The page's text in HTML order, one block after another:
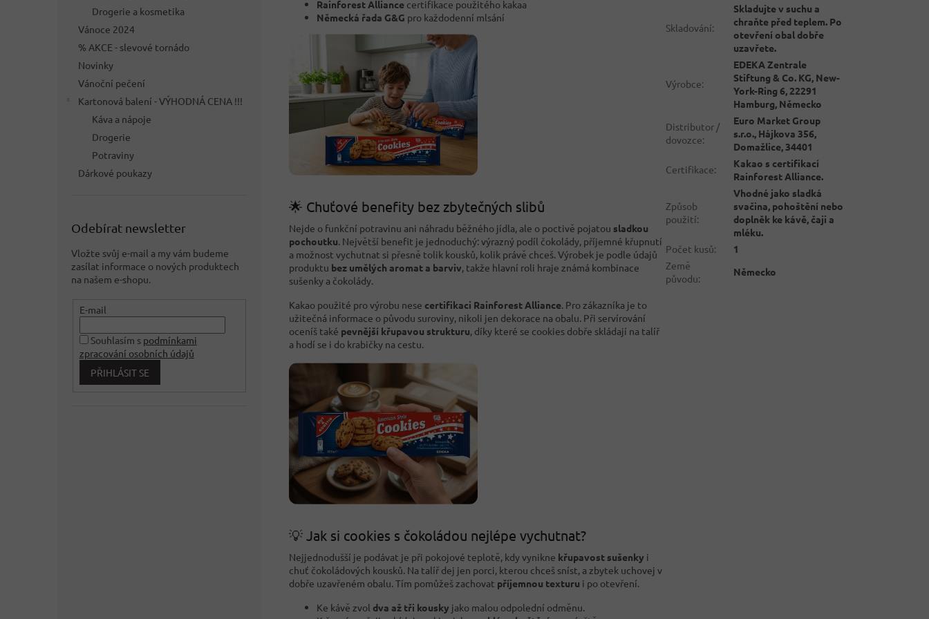
Drogerie a kosmetika
Vánoce 2024
% AKCE - slevové tornádo
Novinky
Vánoční pečení
Kartonová balení - VÝHODNÁ CENA !!!
Káva a nápoje
Drogerie
Potraviny
Dárkové poukazy
Odebírat newsletter
Vložte svůj e-mail a my vám budeme
zasílat informace o nových produktech
na našem e-shopu.
E-mail
Souhlasím s podmínkami
zpracování osobních údajů
PŘIHLÁSIT SE
Rainforest Alliance certifikace použitého kakaa
Německá řada G&G pro každodenní mlsání
🌟 Chuťové benefity bez zbytečných slibů
Nejde o funkční potravinu ani náhradu běžného jídla, ale o poctivě pojatou sladkou
pochoutku . Největší benefit je jednoduchý: výrazný podíl čokolády, příjemné křupnutí
a možnost vychutnat si přesně tolik kousků, kolik právě chceš. Výrobek je podle údajů
produktu bez umělých aromat a barviv , takže hlavní roli hraje známá kombinace
sušenky a čokolády.
Kakao použité pro výrobu nese certifikaci Rainforest Alliance. Pro zákazníka je to
užitečná informace o původu suroviny, nikoli jen dekorace na obalu. Při servírování
oceníš také pevnější křupavou strukturu, díky které se cookies dobře skládají na talíř
a hodí se i do krabičky na cestu.
💡 Jak si cookies s čokoládou nejlépe vychutnat?
Nejjednodušší je podávat je při pokojové teplotě, kdy vynikne křupavost sušenky i
chuť čokoládových kousků. Na talíř dej jen porci, kterou chceš sníst, a zbytek uchovej v
dobře uzavřeném obalu. Tím pomůžeš zachovat příjemnou texturu i po otevření.
Ke kávě zvol dva až tři kousky jako malou odpolední odměnu.
Skladování:
Skladujte v suchu a
chraňte před teplem. Po
otevření obal dobře
uzavřete.
Výrobce:
EDEKA Zentrale
Stiftung & Co. KG, New-
York-Ring 6, 22291
Hamburg, Německo
Distributor /
dovozce:
Euro Market Group
s.r.o., Hájkova 356,
Domažlice, 34401
Certifikace:
Kakao s certifikací
Rainforest Alliance.
Způsob
použití:
Vhodné jako sladká
svačina, pohoštění nebo
doplněk ke kávě, čaji a
mléku.
Počet kusů:
1
Země
původu:
Německo